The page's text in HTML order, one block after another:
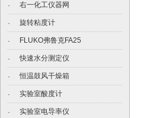
· 右一化工仪器网
· 旋转粘度计
· FLUKO弗鲁克FA25
· 快速水分测定仪
· 恒温鼓风干燥箱
· 实验室酸度计
· 实验室电导率仪